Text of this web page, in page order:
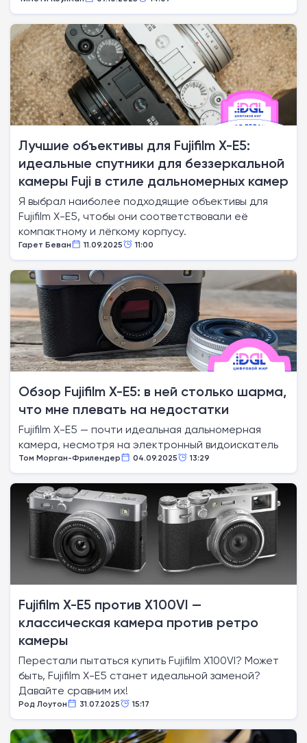
Лучшие объективы для Fujifilm X-E5:
идеальные спутники для беззеркальной
камеры Fuji в стиле дальномерных камер
Я выбрал наиболее подходящие объективы для
Fujifilm X-E5, чтобы они соответствовали её
компактному и лёгкому корпусу.
Гарет Беван 11.09.2025 11:00
Обзор Fujifilm X-E5: в ней столько шарма,
что мне плевать на недостатки
Fujifilm X-E5 — почти идеальная дальномерная
камера, несмотря на электронный видоискатель
Том Морган-Фрилендер 04.09.2025 13:29
Fujifilm X-E5 против X100VI —
классическая камера против ретро
камеры
Перестали пытаться купить Fujifilm X100VI? Может
быть, Fujifilm X-E5 станет идеальной заменой?
Давайте сравним их!
Род Лоутон 31.07.2025 15:17